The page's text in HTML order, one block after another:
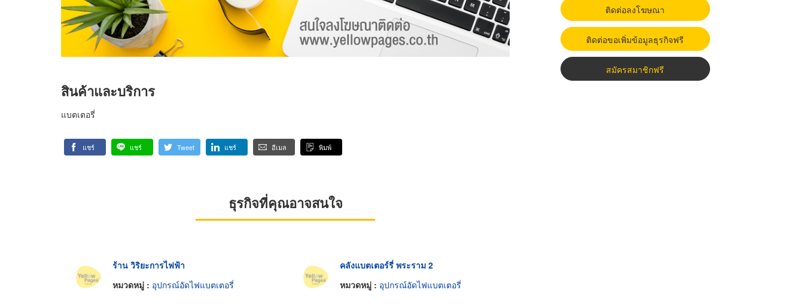
สินค้าและบริการ
แบตเตอรี่
แชร์ แชร์ Tweet แชร์ อีเมล พิมพ์
ธุรกิจที่คุณอาจสนใจ
ร้าน วิริยะการไฟฟ้า
หมวดหมู่ : อุปกรณ์อัดไฟแบตเตอรี่
คลังแบตเตอร์รี่ พระราม 2
หมวดหมู่ : อุปกรณ์อัดไฟแบตเตอรี่
ติดต่อลงโฆษณา
ติดต่อขอเพิ่มข้อมูลธุรกิจฟรี
สมัครสมาชิกฟรี